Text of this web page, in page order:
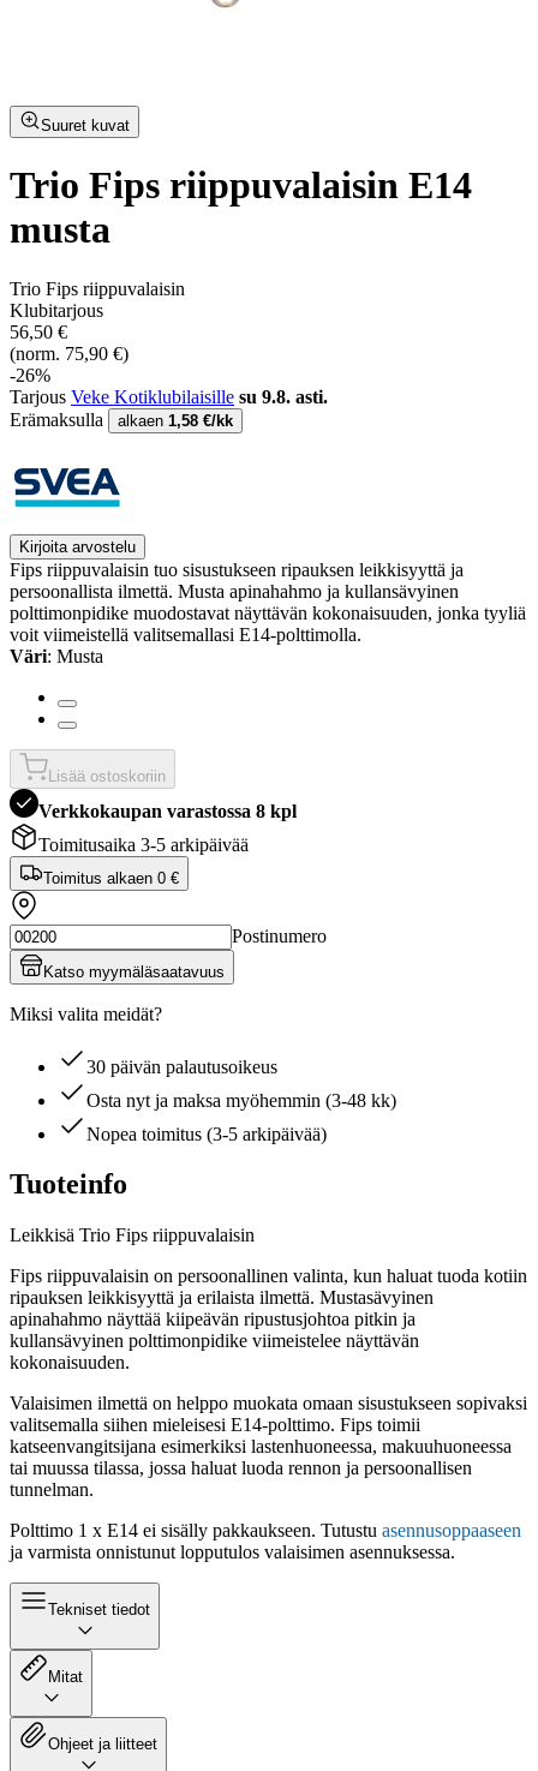
Suuret kuvat
Trio Fips riippuvalaisin E14
musta
Trio Fips riippuvalaisin
Klubitarjous
56,50 €
(norm. 75,90 €)
-26%
Tarjous Veke Kotiklubilaisille su 9.8. asti.
Erämaksulla
alkaen 1,58 €/kk
Kirjoita arvostelu
Fips riippuvalaisin tuo sisustukseen ripauksen leikkisyyttä ja
persoonallista ilmettä. Musta apinahahmo ja kullansävyinen
polttimonpidike muodostavat näyttävän kokonaisuuden, jonka tyyliä
voit viimeistellä valitsemallasi E14-polttimolla.
Väri: Musta
Lisää ostoskoriin
Verkkokaupan varastossa 8 kpl
Toimitusaika 3-5 arkipäivää
Toimitus alkaen 0 €
Postinumero
Katso myymäläsaatavuus
Miksi valita meidät?
30 päivän palautusoikeus
Osta nyt ja maksa myöhemmin (3-48 kk)
Nopea toimitus (3-5 arkipäivää)
Tuoteinfo
Leikkisä Trio Fips riippuvalaisin
Fips riippuvalaisin on persoonallinen valinta, kun haluat tuoda kotiin
ripauksen leikkisyyttä ja erilaista ilmettä. Mustasävyinen
apinahahmo näyttää kiipeävän ripustusjohtoa pitkin ja
kullansävyinen polttimonpidike viimeistelee näyttävän
kokonaisuuden.
Valaisimen ilmettä on helppo muokata omaan sisustukseen sopivaksi
valitsemalla siihen mieleisesi E14-polttimo. Fips toimii
katseenvangitsijana esimerkiksi lastenhuoneessa, makuuhuoneessa
tai muussa tilassa, jossa haluat luoda rennon ja persoonallisen
tunnelman.
Polttimo 1 x E14 ei sisälly pakkaukseen. Tutustu asennusoppaaseen
ja varmista onnistunut lopputulos valaisimen asennuksessa.
Tekniset tiedot
Mitat
Ohjeet ja liitteet